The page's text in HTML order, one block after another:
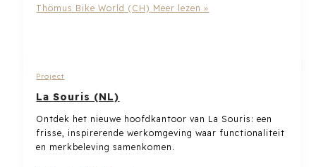
Thömus Bike World (CH) Meer lezen »
Project
La Souris (NL)
Ontdek het nieuwe hoofdkantoor van La Souris: een
frisse, inspirerende werkomgeving waar functionaliteit
en merkbeleving samenkomen.